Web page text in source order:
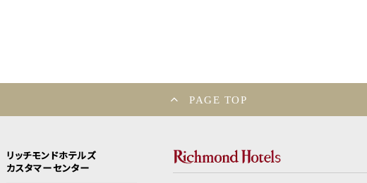
PAGE TOP
リッチモンドホテルズ
カスタマーセンター